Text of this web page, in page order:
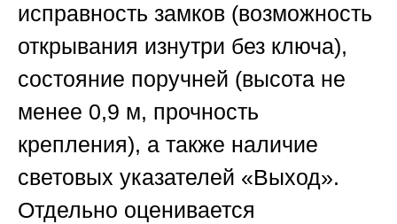
исправность замков (возможность
открывания изнутри без ключа),
состояние поручней (высота не
менее 0,9 м, прочность
крепления), а также наличие
световых указателей «Выход».
Отдельно оценивается